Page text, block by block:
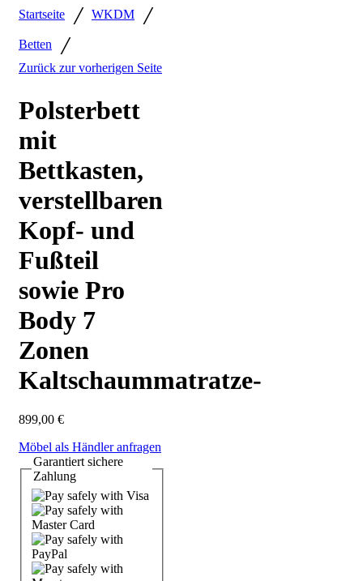
Startseite / WKDM /
Betten /
Zurück zur vorherigen Seite
Polsterbett
mit
Bettkasten,
verstellbaren
Kopf- und
Fußteil
sowie Pro
Body 7
Zonen
Kaltschaummatratze-
899,00 €
Möbel als Händler anfragen
Garantiertsichere
Zahlung